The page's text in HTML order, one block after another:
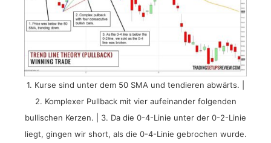
1. Kurse sind unter dem 50 SMA und tendieren abwärts. |
2. Komplexer Pullback mit vier aufeinander folgenden
bullischen Kerzen. | 3. Da die 0-4-Linie unter der 0-2-Linie
liegt, gingen wir short, als die 0-4-Linie gebrochen wurde.